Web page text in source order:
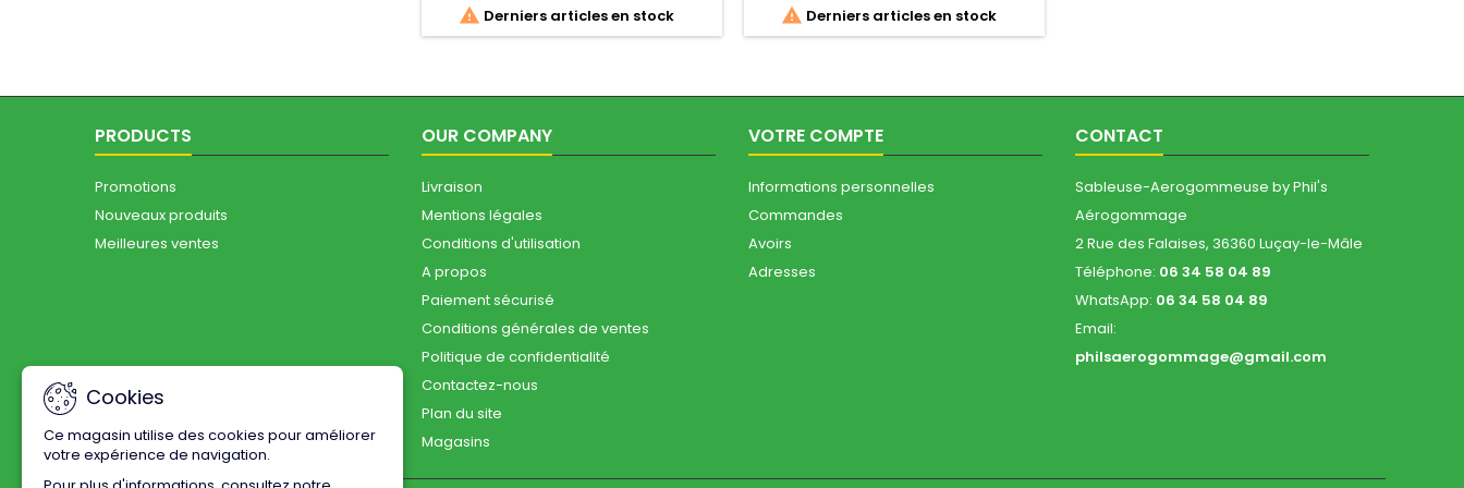
pour les professionnels travaillant dans
des conditions chaudes ou en intérieur,
 Derniers articles en stock
pour offrir une couverture complète
tout en assurant un confort optimal,
 Derniers articles en stock
PRODUCTS
Promotions
Nouveaux produits
Meilleures ventes
OUR COMPANY
Livraison
Mentions légales
Conditions d'utilisation
A propos
Paiement sécurisé
Conditions générales de ventes
Politique de confidentialité
Contactez-nous
Plan du site
Magasins
VOTRE COMPTE
Informations personnelles
Commandes
Avoirs
Adresses
CONTACT
Sableuse-Aerogommeuse by Phil's
Aérogommage
2 Rue des Falaises, 36360 Luçay-le-Mâle
Téléphone: 06 34 58 04 89
WhatsApp: 06 34 58 04 89
Email:
philsaerogommage@gmail.com
Cookies
Ce magasin utilise des cookies pour améliorer
votre expérience de navigation.